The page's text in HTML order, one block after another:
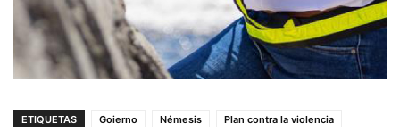
ETIQUETAS Goierno Némesis
Plan contra la violencia